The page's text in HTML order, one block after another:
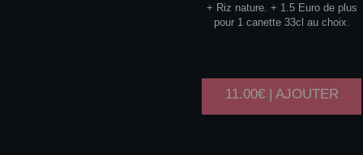
+ Riz nature. + 1.5 Euro de plus
pour 1 canette 33cl au choix.
11.00€ | AJOUTER